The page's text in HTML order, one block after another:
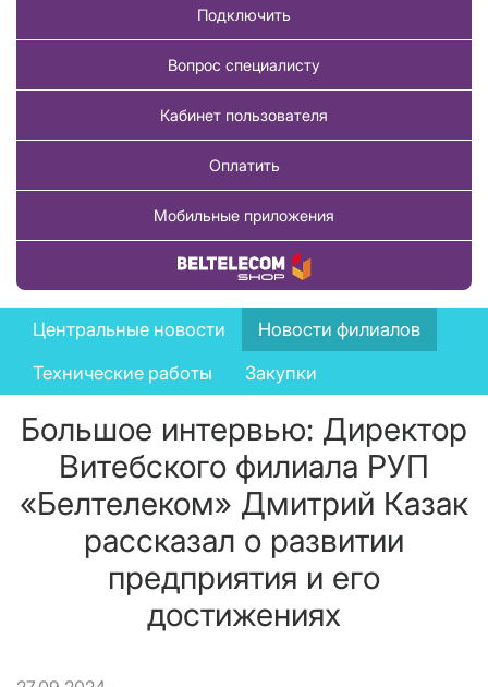
Подключить
Вопрос специалисту
Кабинет пользователя
Оплатить
Мобильные приложения
Купить товар
News
menu
Центральные новости
Новости филиалов
Технические работы
Закупки
Большое интервью: Директор
Витебского филиала РУП
«Белтелеком» Дмитрий Казак
рассказал о развитии
предприятия и его
достижениях